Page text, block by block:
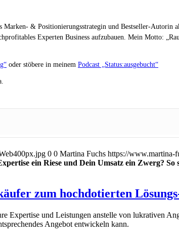
Marken- & Positionierungsstrategin und Bestseller-
Experten Business aufzubauen. Mein Motto:
oder stöbere in meinem Podcast „Status:ausgebucht“
0 0 Martina Fuchs https://www.martina-
ein Riese und Dein Umsatz ein Zwerg?
zum hochdotierten
Expertise und Leistungen anstelle von lukrativen
Angebot entwickeln kann.